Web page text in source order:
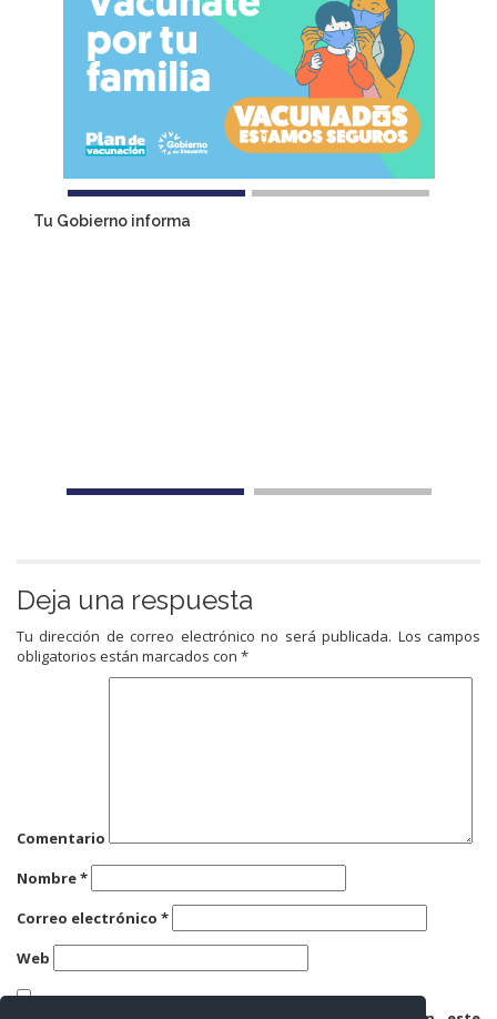
Tu Gobierno informa
Deja una respuesta
Tu dirección de correo electrónico no será publicada. Los campos
obligatorios están marcados con *
Comentario
Nombre*
Correo electrónico *
Web